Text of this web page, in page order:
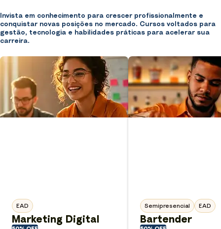
Invista em conhecimento para crescer profissionalmente e
conquistar novas posições no mercado. Cursos voltados para
gestão, tecnologia e habilidades práticas para acelerar sua
carreira.
EAD
Marketing Digital
Semipresencial EAD
Bartender